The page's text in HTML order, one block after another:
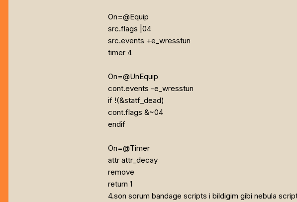
On=@Equip
src.flags |04
src.events +e_wresstun
timer 4
On=@UnEquip
cont.events -e_wresstun
if !(&statf_dead)
cont.flags &~04
endif
On=@Timer
attr attr_decay
remove
return 1
4.son sorum bandage scripts i bildigim gibi nebula